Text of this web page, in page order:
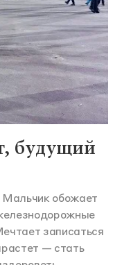
будущий
Мальчик обожает
записаться
— стать